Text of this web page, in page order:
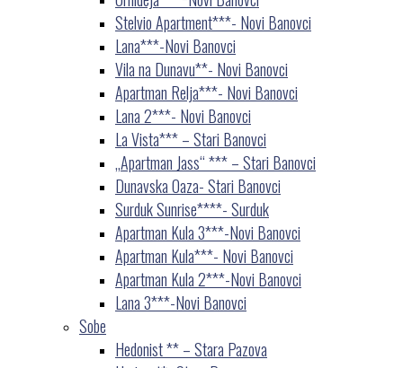
Stelvio Apartment***- Novi Banovci
Lana***-Novi Banovci
Vila na Dunavu**- Novi Banovci
Apartman Relja***- Novi Banovci
Lana 2***- Novi Banovci
La Vista*** – Stari Banovci
„Apartman Jass“ *** – Stari Banovci
Dunavska Oaza- Stari Banovci
Surduk Sunrise****- Surduk
Apartman Kula 3***-Novi Banovci
Apartman Kula***- Novi Banovci
Apartman Kula 2***-Novi Banovci
Lana 3***-Novi Banovci
Sobe
Hedonist ** – Stara Pazova